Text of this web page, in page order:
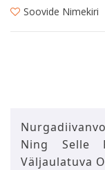
Soovide Nimekiri
Ning Selle
Väljaulatuva